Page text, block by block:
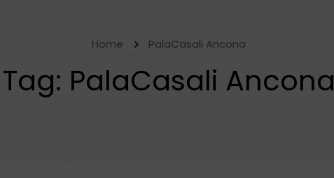
Home PalaCasali Ancona
Tag: PalaCasali Ancona